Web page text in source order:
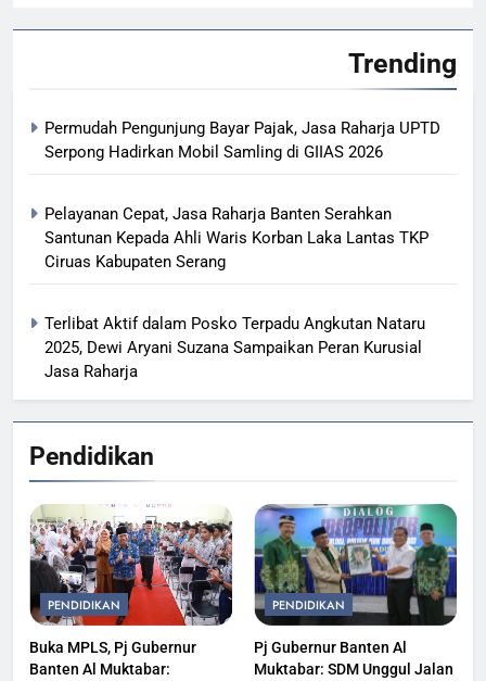
Trending
Permudah Pengunjung Bayar Pajak, Jasa Raharja UPTD
Serpong Hadirkan Mobil Samling di GIIAS 2026
Pelayanan Cepat, Jasa Raharja Banten Serahkan
Santunan Kepada Ahli Waris Korban Laka Lantas TKP
Ciruas Kabupaten Serang
Terlibat Aktif dalam Posko Terpadu Angkutan Nataru
2025, Dewi Aryani Suzana Sampaikan Peran Kurusial
Jasa Raharja
Pendidikan
PENDIDIKAN
Buka MPLS, Pj Gubernur
Banten Al Muktabar:
PENDIDIKAN
Pj Gubernur Banten Al
Muktabar: SDM Unggul Jalan